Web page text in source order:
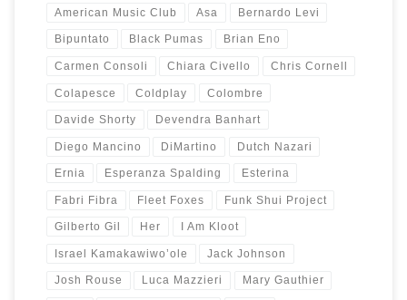
American Music Club Asa Bernardo Levi
Bipuntato Black Pumas Brian Eno
Carmen Consoli Chiara Civello Chris Cornell
Colapesce Coldplay Colombre
Davide Shorty Devendra Banhart
Diego Mancino DiMartino Dutch Nazari
Ernia Esperanza Spalding Esterina
Fabri Fibra Fleet Foxes Funk Shui Project
Gilberto Gil Her I Am Kloot
Israel Kamakawiwo’ole Jack Johnson
Josh Rouse Luca Mazzieri Mary Gauthier